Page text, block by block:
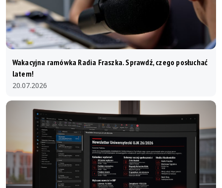
Wakacyjna ramówka Radia Fraszka. Sprawdź, czego posłuchać
latem!
20.07.2026